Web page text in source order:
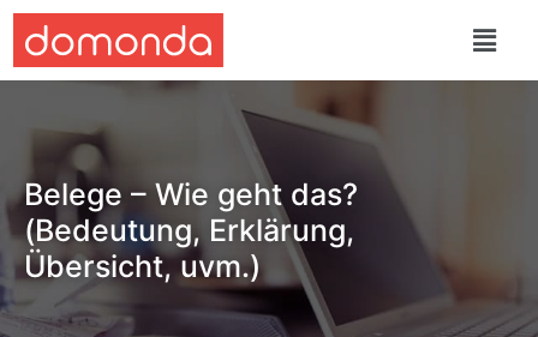
Belege – Wie geht das?
(Bedeutung, Erklärung,
Übersicht, uvm.)